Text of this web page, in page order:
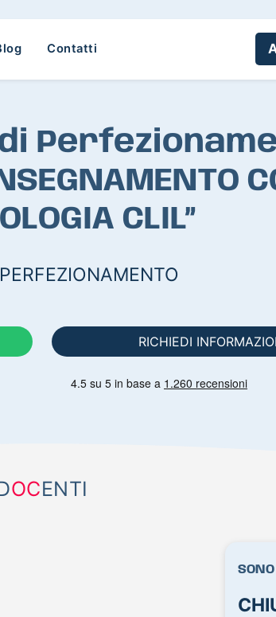
Contatti
CLIL”
RICHIEDI
OCENTI